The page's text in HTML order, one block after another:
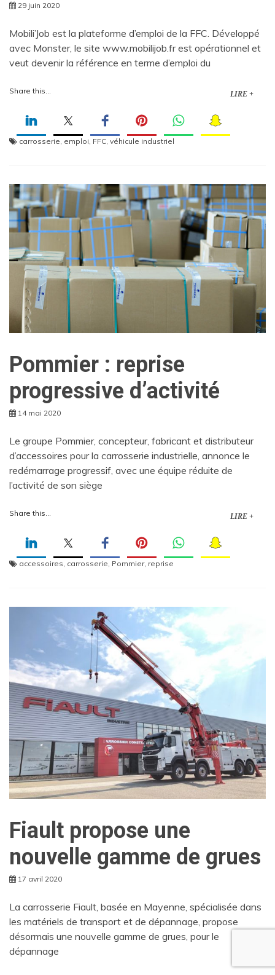
29 juin 2020
Mobili’Job est la plateforme d’emploi de la FFC. Développé
avec Monster, le site www.mobilijob.fr est opérationnel et
veut devenir la référence en terme d’emploi du
Share this... LIRE +
carrosserie, emploi, FFC, véhicule industriel
Pommier : reprise
progressive d’activité
14 mai 2020
Le groupe Pommier, concepteur, fabricant et distributeur
d’accessoires pour la carrosserie industrielle, annonce le
redémarrage progressif, avec une équipe réduite de
l’activité de son siège
Share this... LIRE +
accessoires, carrosserie, Pommier, reprise
Fiault propose une
nouvelle gamme de grues
17 avril 2020
La carrosserie Fiault, basée en Mayenne, spécialisée dans
les matériels de transport et de dépannage, propose
désormais une nouvelle gamme de grues, pour le
dépannage